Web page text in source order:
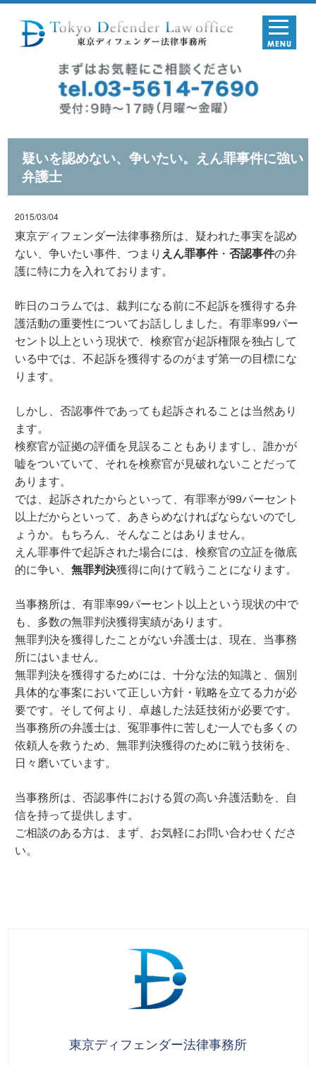
疑いを認めない、争いたい。えん罪事件に強い
弁護士
2015/03/04
東京ディフェンダー法律事務所は、疑われた事実を認め
ない、争いたい事件、つまり えん罪事件・否認事件の弁
護に特に力を入れております。
昨日のコラムでは、裁判になる前に不起訴を獲得する弁
護活動の重要性についてお話ししました。有罪率99パー
セント以上という現状で、検察官が起訴権限を独占して
いる中では、不起訴を獲得するのがまず第一の目標にな
ります。
しかし、否認事件であっても起訴されることは当然あり
ます。
検察官が証拠の評価を見誤ることもありますし、誰かが
嘘をついていて、それを検察官が見破れないことだって
あります。
では、起訴されたからといって、有罪率が99パーセント
以上だからといって、あきらめなければならないのでし
ょうか。もちろん、そんなことはありません。
えん罪事件で起訴された場合には、検察官の立証を徹底
的に争い、無罪判決獲得に向けて戦うことになります。
当事務所は、有罪率99パーセント以上という現状の中で
も、多数の無罪判決獲得実績があります。
無罪判決を獲得したことがない弁護士は、現在、当事務
所にはいません。
無罪判決を獲得するためには、十分な法的知識と、個別
具体的な事案において正しい方針・戦略を立てる力が必
要です。そして何より、卓越した法廷技術が必要です。
当事務所の弁護士は、冤罪事件に苦しむ一人でも多くの
依頼人を救うため、無罪判決獲得のために戦う技術を、
日々磨いています。
当事務所は、否認事件における質の高い弁護活動を、自
信を持って提供します。
ご相談のある方は、まず、お気軽にお問い合わせくださ
い。
東京ディフェンダー法律事務所